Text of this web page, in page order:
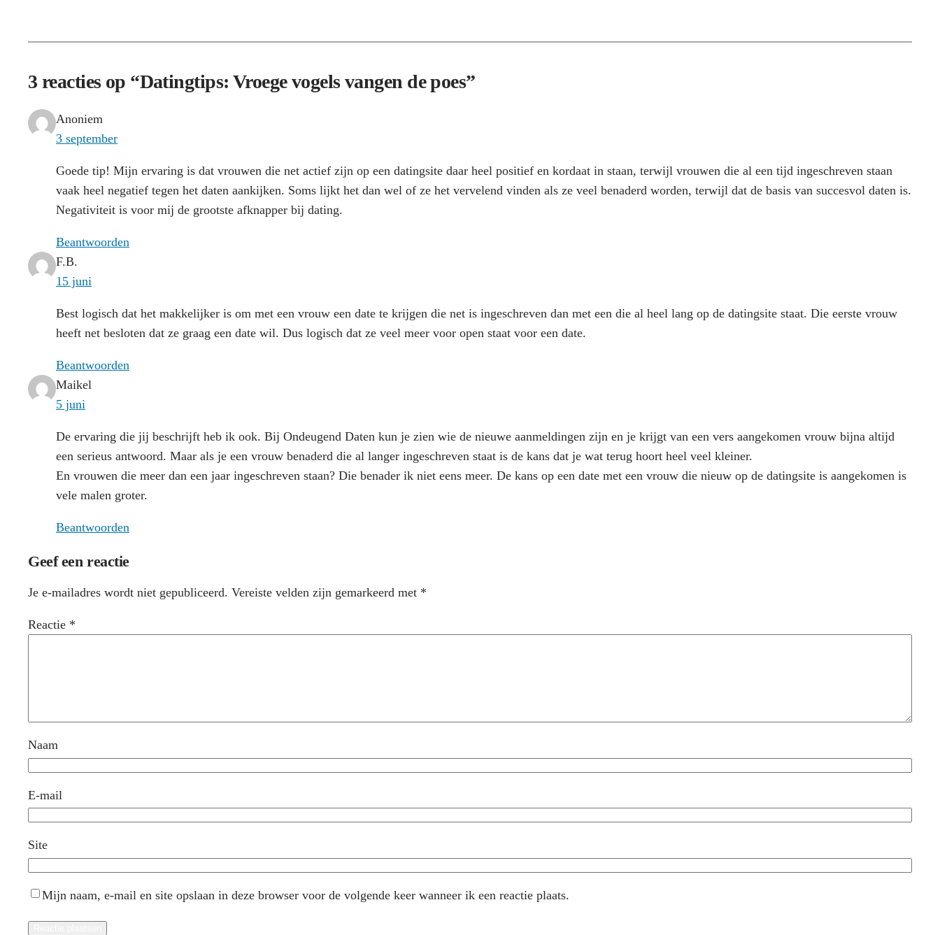
3 reacties op “Datingtips: Vroege vogels vangen de poes”
Anoniem
3 september
Goede tip! Mijn ervaring is dat vrouwen die net actief zijn op een datingsite daar heel positief en kordaat in staan, terwijl vrouwen die al een tijd ingeschreven staan
vaak heel negatief tegen het daten aankijken. Soms lijkt het dan wel of ze het vervelend vinden als ze veel benaderd worden, terwijl dat de basis van succesvol daten is.
Negativiteit is voor mij de grootste afknapper bij dating.
Beantwoorden
F.B.
15 juni
Best logisch dat het makkelijker is om met een vrouw een date te krijgen die net is ingeschreven dan met een die al heel lang op de datingsite staat. Die eerste vrouw
heeft net besloten dat ze graag een date wil. Dus logisch dat ze veel meer voor open staat voor een date.
Beantwoorden
Maikel
5 juni
De ervaring die jij beschrijft heb ik ook. Bij Ondeugend Daten kun je zien wie de nieuwe aanmeldingen zijn en je krijgt van een vers aangekomen vrouw bijna altijd
een serieus antwoord. Maar als je een vrouw benaderd die al langer ingeschreven staat is de kans dat je wat terug hoort heel veel kleiner.
En vrouwen die meer dan een jaar ingeschreven staan? Die benader ik niet eens meer. De kans op een date met een vrouw die nieuw op de datingsite is aangekomen is
vele malen groter.
Beantwoorden
Geef een reactie
Je e-mailadres wordt niet gepubliceerd. Vereiste velden zijn gemarkeerd met *
Reactie *
Naam
E-mail
Site
Mijn naam, e-mail en site opslaan in deze browser voor de volgende keer wanneer ik een reactie plaats.